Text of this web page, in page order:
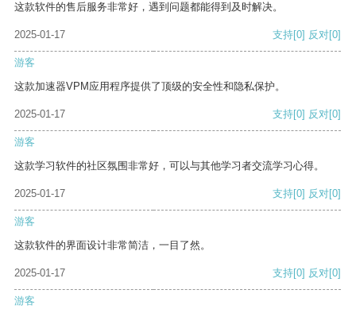
这款软件的售后服务非常好，遇到问题都能得到及时解决。
2025-01-17 支持[0] 反对[0]
游客
这款加速器VPM应用程序提供了顶级的安全性和隐私保护。
2025-01-17 支持[0] 反对[0]
游客
这款学习软件的社区氛围非常好，可以与其他学习者交流学习心得。
2025-01-17 支持[0] 反对[0]
游客
这款软件的界面设计非常简洁，一目了然。
2025-01-17 支持[0] 反对[0]
游客